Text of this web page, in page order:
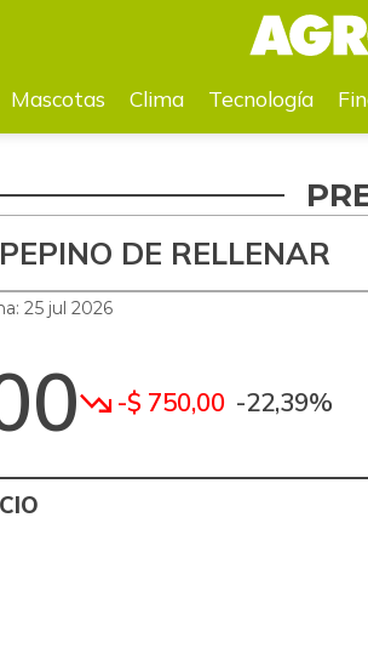
Tecnología Mercados
Mascotas Clima Tecnología
PEPINO DE RELLENAR
25 jul 2026
-$ 750,00 -22,39%